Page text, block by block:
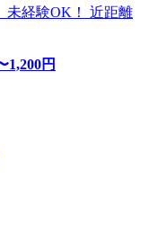
未経験OK！ 近距離
1,200円